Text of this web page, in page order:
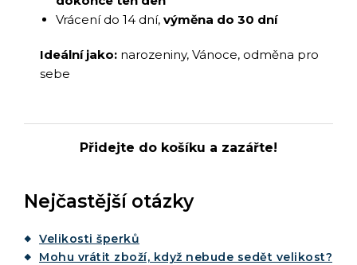
Vrácení do 14 dní, výměna do 30 dní
Ideální jako: narozeniny, Vánoce, odměna pro
sebe
Přidejte do košíku a zazářte!
Nejčastější otázky
Velikosti šperků
Mohu vrátit zboží, když nebude sedět velikost?